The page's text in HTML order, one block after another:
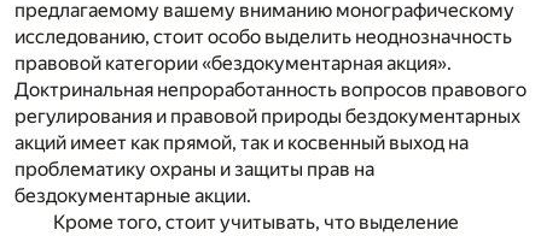
предлагаемому вашему вниманию монографическому
исследованию, стоит особо выделить неоднозначность
правовой категории «бездокументарная акция».
Доктринальная непроработанность вопросов правового
регулирования и правовой природы бездокументарных
акций имеет как прямой, так и косвенный выход на
проблематику охраны и защиты прав на
бездокументарные акции.
Кроме того, стоит учитывать, что выделение